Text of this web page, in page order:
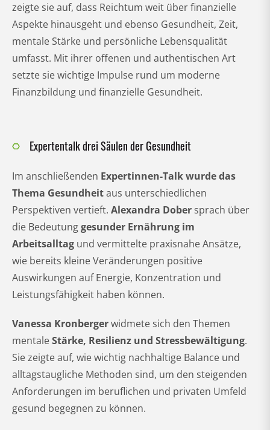
zeigte sie auf, dass Reichtum weit über finanzielle
Aspekte hinausgeht und ebenso Gesundheit, Zeit,
mentale Stärke und persönliche Lebensqualität
umfasst. Mit ihrer offenen und authentischen Art
setzte sie wichtige Impulse rund um moderne
Finanzbildung und finanzielle Gesundheit.
Expertentalk drei Säulen der Gesundheit
Im anschließenden Expertinnen-Talk wurde das
Thema Gesundheitaus unterschiedlichen
Perspektiven vertieft. Alexandra Dober sprach über
die Bedeutunggesunder Ernährung im
Arbeitsalltag und vermittelte praxisnahe Ansätze,
wie bereits kleine Veränderungen positive
Auswirkungen auf Energie, Konzentration und
Leistungsfähigkeit haben können.
Vanessa Kronbergerwidmete sich den Themen
mentaleStärke, Resilienz und Stressbewältigung.
Sie zeigte auf, wie wichtig nachhaltige Balance und
alltagstaugliche Methoden sind, um den steigenden
Anforderungen im beruflichen und privaten Umfeld
gesund begegnen zu können.